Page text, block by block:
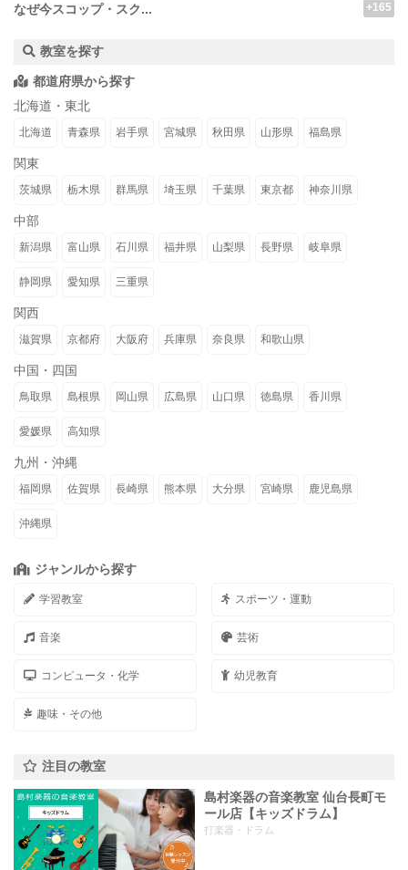
なぜ今スコップ・スク... +165
教室を探す
都道府県から探す
北海道・東北
北海道 青森県 岩手県 宮城県 秋田県 山形県 福島県
関東
茨城県 栃木県 群馬県 埼玉県 千葉県 東京都 神奈川県
中部
新潟県 富山県 石川県 福井県 山梨県 長野県 岐阜県
静岡県 愛知県 三重県
関西
滋賀県 京都府 大阪府 兵庫県 奈良県 和歌山県
中国・四国
鳥取県 島根県 岡山県 広島県 山口県 徳島県 香川県
愛媛県 高知県
九州・沖縄
福岡県 佐賀県 長崎県 熊本県 大分県 宮崎県 鹿児島県
沖縄県
ジャンルから探す
学習教室 スポーツ・運動
音楽 芸術
コンピュータ・化学 幼児教育
趣味・その他
注目の教室
島村楽器の音楽教室 仙台長町モ
ール店【キッズドラム】
打楽器・ドラム